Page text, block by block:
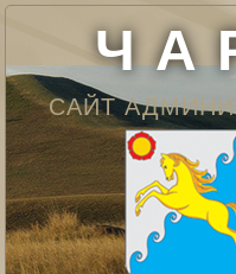
Ч А
САЙТ